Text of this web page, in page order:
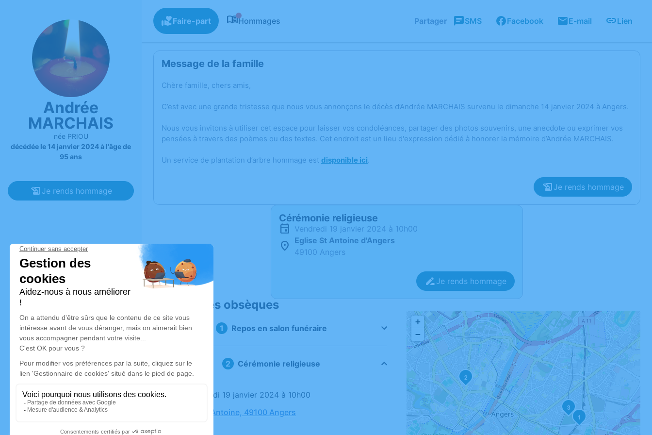
Andrée
MARCHAIS
née PRIOU
décédée le 14 janvier 2024 à l'âge de
95 ans
Je rends hommage
Faire-part Hommages Partager SMS Facebook E-mail Lien
Message de la famille
Chère famille, chers amis,
C’est avec une grande tristesse que nous vous annonçons le décès d’Andrée MARCHAIS survenu le dimanche 14 janvier 2024 à Angers.
Nous vous invitons à utiliser cet espace pour laisser vos condoléances, partager des photos souvenirs, une anecdote ou exprimer vos
pensées à travers des poèmes ou des textes. Cet endroit est un lieu d'expression dédié à honorer la mémoire d’Andrée MARCHAIS.
Un service de plantation d’arbre hommage est disponible ici.
Je rends hommage
Cérémonie religieuse
vendredi 19 janvier 2024 à 10h00
Eglise St Antoine d'Angers
49100 Angers
Je rends hommage
Déroulé des obsèques
Repos en salon funéraire
Cérémonie religieuse
Le vendredi 19 janvier 2024 à 10h00
Eglise St Antoine, 49100 Angers
1
2
3
+
−